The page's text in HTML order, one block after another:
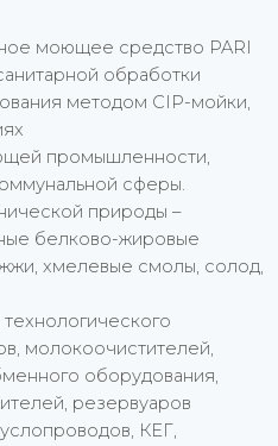
моющее средство PARI
обработки
методом CIP-мойки,
промышленности,
сферы.
природы –
белково-жировые
хмелевые смолы, солод,
молокоочистителей,
оборудования,
резервуаров
КЕГ,